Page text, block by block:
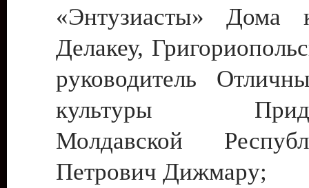
«Энтузиасты» Дома
Делакеу,
руководитель
культуры
Молдавской
Петрович Дижмару;